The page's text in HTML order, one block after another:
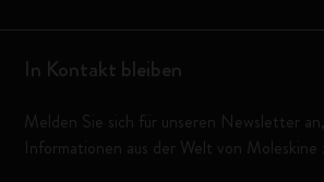
In Kontakt bleiben
Melden Sie sich für unseren Newsletter
Informationen aus der Welt von Moleskine